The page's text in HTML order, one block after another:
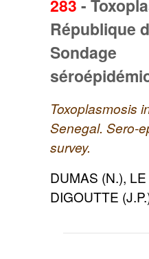
283 -
République
Sondage
Toxoplasmosis
Senegal. Sero-
survey.
DUMAS (N.),
DIGOUTTE